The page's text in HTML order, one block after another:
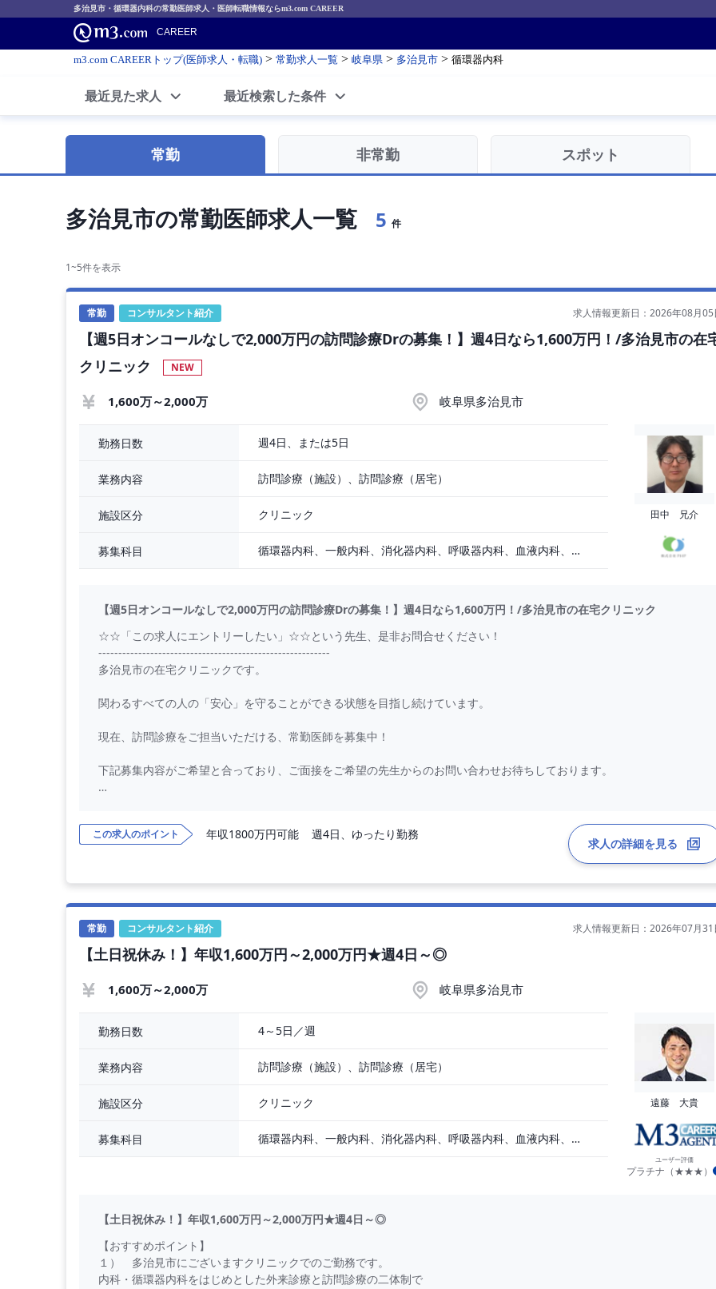
多治見市・循環器内科の常勤医師求人・医師転職情報ならm3.com CAREER
CAREER
m3.com CAREERトップ(医師求人・転職) > 常勤求人一覧 > 岐阜県 > 多治見市 > 循環器内科
最近見た求人 最近検索した条件
常勤 非常勤 スポット
多治見市の常勤医師求人一覧 5 件
1~5件を表示
常勤 コンサルタント紹介 求人情報更新日：2026年08月05
【週5日オンコールなしで2,000万円の訪問診療Drの募集！】週4日なら1,600万円！/多治見市の在
クリニック
NEW
1,600万～2,000万 岐阜県多治見市
勤務日数 週4日、または5日
業務内容 訪問診療（施設）、訪問診療（居宅）
施設区分 クリニック
募集科目 循環器内科、一般内科、消化器内科、呼吸器内科、血液内科、脳神経内科、内分泌内科、老人内科、一般外科、消化器外科、心臓外科、呼吸器外科、脳神経外科、リハビリテーション科、泌尿器科、その他
田中 兄介
【週5日オンコールなしで2,000万円の訪問診療Drの募集！】週4日なら1,600万円！/多治見市の在宅クリニック
☆☆「この求人にエントリーしたい」☆☆という先生、是非お問合せください！
----------------------------------------------------------
多治見市の在宅クリニックです。
関わるすべての人の「安心」を守ることができる状態を目指し続けています。
現在、訪問診療をご担当いただける、常勤医師を募集中！
下記募集内容がご希望と合っており、ご面接をご希望の先生からのお問い合わせお待ちしております。
【勤務日数】週4日、または5日
【勤務時間】8：00～17：00（休憩60分）
【勤務内容】訪問診療
・訪問先…施設6割：居宅4割
・訪問件数：居宅のみの場合、1日20件+往診1～5件
この求人のポイント 年収1800万円可能 週4日、ゆったり勤務
求人の詳細を見る
常勤 コンサルタント紹介 求人情報更新日：2026年07月31
【土日祝休み！】年収1,600万円～2,000万円★週4日～◎
1,600万～2,000万 岐阜県多治見市
勤務日数 4～5日／週
業務内容 訪問診療（施設）、訪問診療（居宅）
施設区分 クリニック
募集科目 循環器内科、一般内科、消化器内科、呼吸器内科、血液内科、脳神経内科、内分泌内科、老人内科、一般外科、消化器外科、その他
遠藤 大貴
ユーザー評価
プラチナ（★★★）
【土日祝休み！】年収1,600万円～2,000万円★週4日～◎
【おすすめポイント】
１） 多治見市にございますクリニックでのご勤務です。
内科・循環器内科をはじめとした外来診療と訪問診療の二体制で